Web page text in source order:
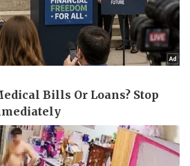
Nhà đẹp
Blog
Tình yêu - Gia đình